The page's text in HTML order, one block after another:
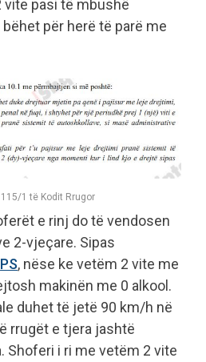
pasi të mbushë
për herë të parë me
1 të Kodit Rrugor
e rinj do të vendosen
2-vjeçare. Sipas
PS, nëse ke vetëm 2 vite me
makinën me 0 alkool.
duhet të jetë 90 km/h në
rrugët e tjera jashtë
Shoferi i ri me vetëm 2 vite